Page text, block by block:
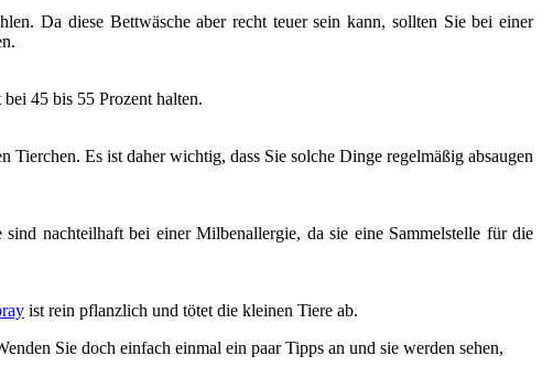
Da diese Bettwäsche aber recht teuer sein kann, sollten Sie bei einer
45 bis 55 Prozent halten.
Es ist daher wichtig, dass Sie solche Dinge regelmäßig absaugen
nachteilhaft bei einer Milbenallergie, da sie eine Sammelstelle für die
ist rein pflanzlich und tötet die kleinen Tiere ab.
Sie doch einfach einmal ein paar Tipps an und sie werden sehen,